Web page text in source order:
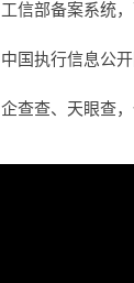
工信部备案系统
中国执行信息公
企查查、天眼查